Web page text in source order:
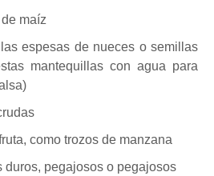
maíz
espesas de nueces o semillas
mantequillas con agua para
como trozos de manzana
duros, pegajosos o pegajosos